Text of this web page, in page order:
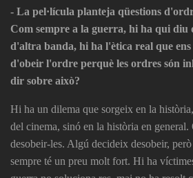
- La pel·lícula planteja qüestions
Com sempre a la guerra, hi ha qui diu
d'altra banda, hi ha l'ètica real que
d'obeir l'ordre perquè les ordres són
dir sobre això?
Hi ha un dilema que sorgeix en la
del cinema, sinó en la història en general.
desobeir-les. Algú decideix desobeir,
sempre té un preu molt fort. Hi ha